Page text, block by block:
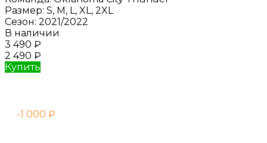
Размер: S, M, L, XL, 2XL
Сезон: 2021/2022
В наличии
3 490 ₽
2 490 ₽
Купить
-1 000 ₽